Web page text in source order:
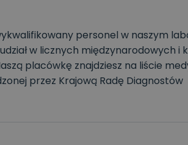
personel w naszym
w licznych międzynarodowych i
placówkę znajdziesz na liście
przez Krajową Radę Diagnostów